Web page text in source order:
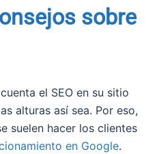
sobre
el SEO en su sitio
alturas así sea. Por eso,
suelen hacer los clientes
en Google.